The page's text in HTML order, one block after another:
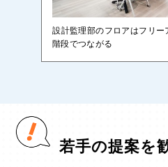
設計監理部のフロアはフリ
階段でつながる
若手の提案を